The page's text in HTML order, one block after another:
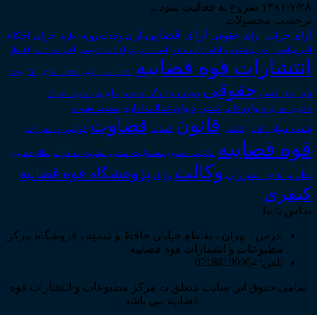
۱۳۸۱/۷/۲۸ شروع به فعالیت نمود...
برچسب محصولات
آرای جزایی آرای حقوقی آرای قضایی آرای وحدت رویه اجاره اجرای احکام
اجرای اسناد احوال شخصیه ادله_اثبات_دعوا اسناد_تجاری اعاده_دادرسی اعتراض_ثالث اعسار
انتشارات قوه قضاییه انتقال_مال_غیر انحلال_نکاح بانک بیمه
تاجر حق_کسب حقوقی حوادث_رانندگی خلع_ید داوری دعاوی_تصرف
دعاوی_طاری دیوان عالی کشور دیوان عدالت اداری سقوط_تعهدات
شعب_دیوان_عالی قاضی قانون قضات قضاوت قوانین_و_مقررات
قوه قضاییه مالکیت_معنوی مسئولیت_مدنی مشروح مذاکرات نظام قضایی
نظریه_های_مشورتی وکالت وکیل پژوهشگاه قوه قضاییه
کیفری
تماس با ما
آدرس : تهران ، تقاطع خیابان حافظ و سمیه ، فروشگاه مرکز
مطبوعات و انتشارات قوه قضاییه
تلفن: 02188199904
تمامی حقوق این سایت متعلق به مرکز مطبوعات و انتشارات قوه
قضاییه می باشد .